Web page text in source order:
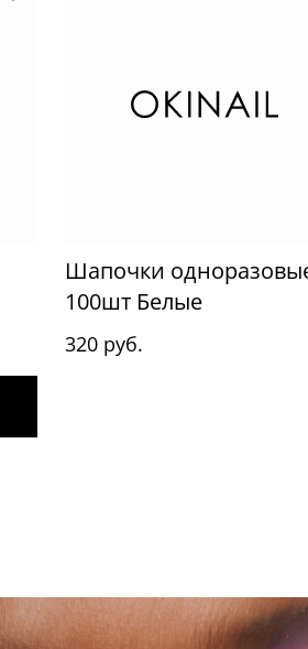
Шапочки
100шт Белые
320 руб.